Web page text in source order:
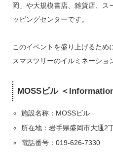
岡」や大規模書店、雑貨店、ス
ッピングセンターです。
このイベントを盛り上げるため
スマスツリーのイルミネーショ
MOSSビル ＜
施設名称：MOSSビル
所在地：岩手県盛岡市大通2
電話番号：019-626-7330